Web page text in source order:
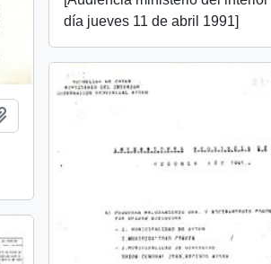
día jueves 11 de abril 1991]